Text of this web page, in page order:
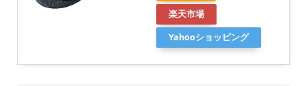
楽天市場
Yahooショッピング